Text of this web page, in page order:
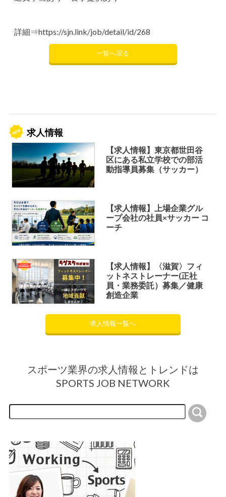
詳細⇒https://sjn.link/job/detail/id/268
一覧へ戻る
求人情報
【求人情報】東京都世田谷
区にある私立学校での部活
動指導員募集（サッカー）
【求人情報】上場企業グル
ープ会社の社員×サッカー コ
ーチ
【求人情報】〈滋賀〉フィ
ットネストレーナー(正社
員・業務委託）募集／健康
創造企業
求人情報一覧へ
スポーツ業界の求人情報とトレンドは
SPORTS JOB NETWORK